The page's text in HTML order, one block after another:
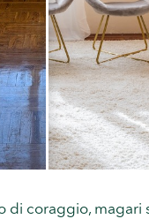
di coraggio,